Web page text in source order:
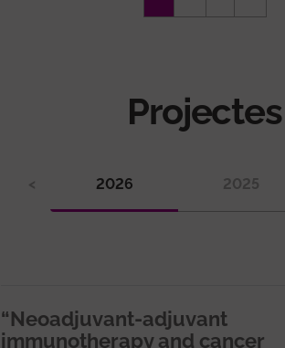
actual
següent
pàgina
Projectes
< 2026 2025
“Neoadjuvant-adjuvant
immunotherapy and cancer